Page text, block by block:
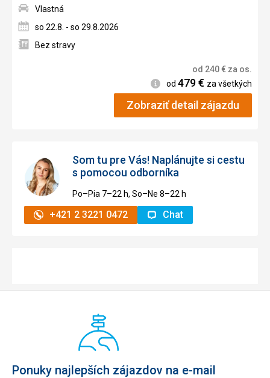
Vlastná
so 22.8. - so 29.8.2026
Bez stravy
od 240€ za os.
Informácie
od 479€ za všetkých
Zobraziť detail zájazdu
Som tu pre Vás! Naplánujte si cestu
s pomocou odborníka
Po–Pia 7–⁠⁠⁠⁠⁠⁠22 h, So–Ne 8–⁠⁠⁠⁠⁠⁠22 h
+421 2 3221 0472 Chat
Ponuky najlepších zájazdov na e-mail